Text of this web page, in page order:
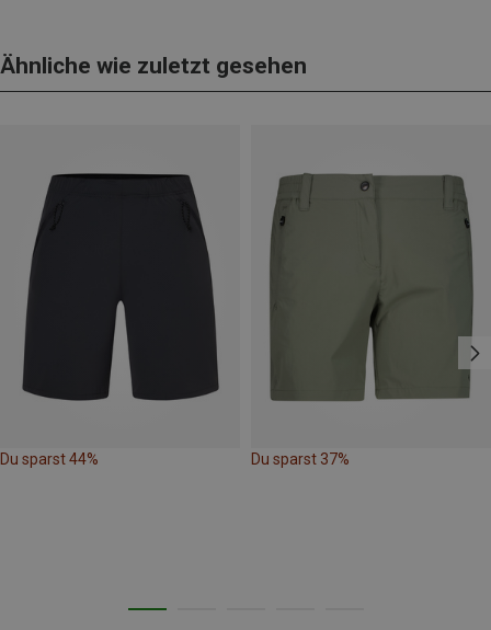
Ähnliche wie zuletzt gesehen
Du sparst 44% Du sparst 37%